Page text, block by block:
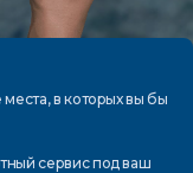
в которыхвы бы
сервис под ваш